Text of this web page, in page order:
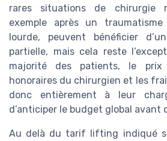
rares situations de chirurgie
exemple après un
lourde, peuvent bénéficier
partielle, mais cela reste
majorité des patients, le
honoraires du chirurgien et les
donc entièrement à leur
d’anticiper le budget global avant
Au delà du tarif lifting indiqué